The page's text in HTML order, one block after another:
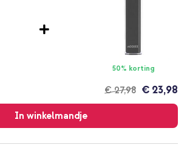
50% korting
€ 27,98 € 23,98
In winkelmandje